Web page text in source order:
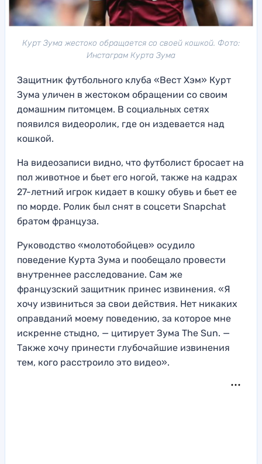
Курт Зума жестоко обращается со своей кошкой. Фото:
Инстаграм Курта Зума
Защитник футбольного клуба «Вест Хэм» Курт
Зума уличен в жестоком обращении со своим
домашним питомцем. В социальных сетях
появился видеоролик, где он издевается над
кошкой.
На видеозаписи видно, что футболист бросает на
пол животное и бьет его ногой, также на кадрах
27-летний игрок кидает в кошку обувь и бьет ее
по морде. Ролик был снят в соцсети Snapchat
братом француза.
Руководство «молотобойцев» осудило
поведение Курта Зума и пообещало провести
внутреннее расследование. Сам же
французский защитник принес извинения. «Я
хочу извиниться за свои действия. Нет никаких
оправданий моему поведению, за которое мне
искренне стыдно, — цитирует Зума The Sun. —
Также хочу принести глубочайшие извинения
тем, кого расстроило это видео».